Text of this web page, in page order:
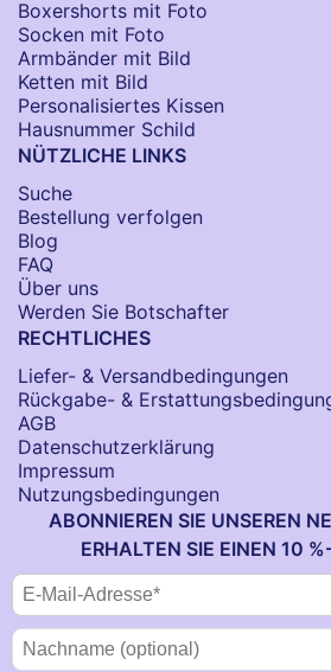
Boxershorts mit Foto
Socken​ mit Foto
Armbänder mit Bild​
Ketten mit Bild
Personalisiertes Kissen
Hausnummer Schild
NÜTZLICHE LINKS
Suche
Bestellung verfolgen
Blog
FAQ
Über uns
Werden Sie Botschafter
RECHTLICHES
Liefer- & Versandbedingungen
Rückgabe- &
AGB
Datenschutzerklärung
Impressum
Nutzungsbedingungen
ABONNIEREN SIE UNSEREN
ERHALTEN SIE EINEN 10